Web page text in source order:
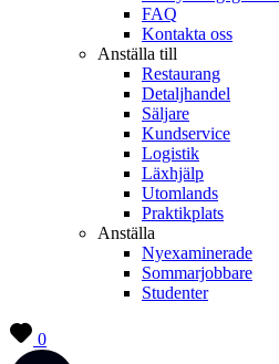
FAQ
Kontakta oss
Anställa till
Restaurang
Detaljhandel
Säljare
Kundservice
Logistik
Läxhjälp
Utomlands
Praktikplats
Anställa
Nyexaminerade
Sommarjobbare
Studenter
0